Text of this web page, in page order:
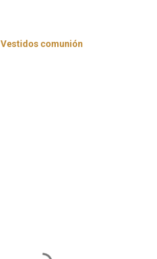
Vestidos comunión